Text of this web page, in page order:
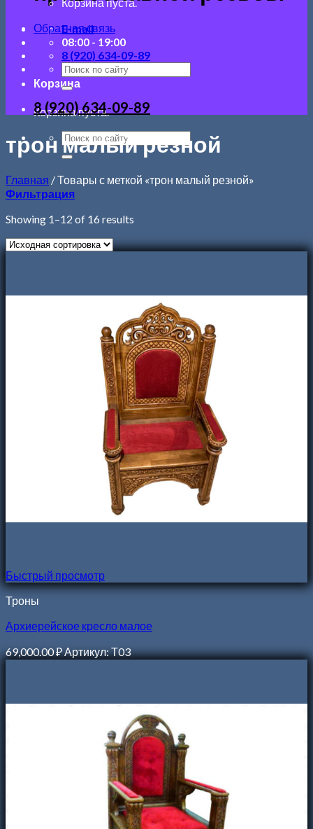
E-mail
08:00 - 19:00
8 (920) 634-09-89
Корзина
Корзина пуста.
Обратная связь
8 (920) 634-09-89
трон малый резной
Главная /Товары с меткой «трон малый резной»
Фильтрация
Showing 1–12 of 16 results
Быстрый просмотр
Троны
Архиерейское кресло малое
69,000.00₽Артикул: Т03